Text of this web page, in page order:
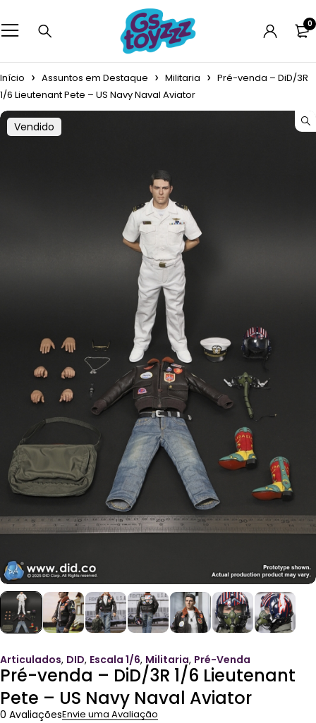
0
Início Assuntos em Destaque Militaria
Pré-venda – DiD/3R
1/6 Lieutenant Pete – US Navy Naval Aviator
Vendido
Articulados, DID, Escala 1/6, Militaria, Pré-Venda
Pré-venda – DiD/3R 1/6 Lieutenant
Pete – US Navy Naval Aviator
0 AvaliaçõesEnvie uma Avaliação